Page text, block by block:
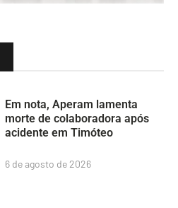
Em nota, Aperam lamenta
morte de colaboradora após
acidente em Timóteo
6 de agosto de 2026